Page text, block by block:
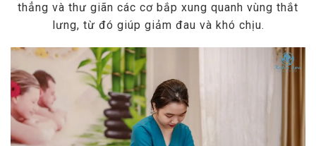
thẳng và thư giãn các cơ bắp xung quanh vùng thắt
lưng, từ đó giúp giảm đau và khó chịu.